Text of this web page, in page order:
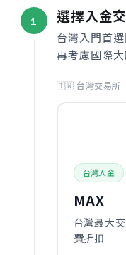
1 選擇入金
台灣入門首
再考慮國際
🇹🇼 台灣交易所
台灣入金
MAX
台灣最大
費折扣